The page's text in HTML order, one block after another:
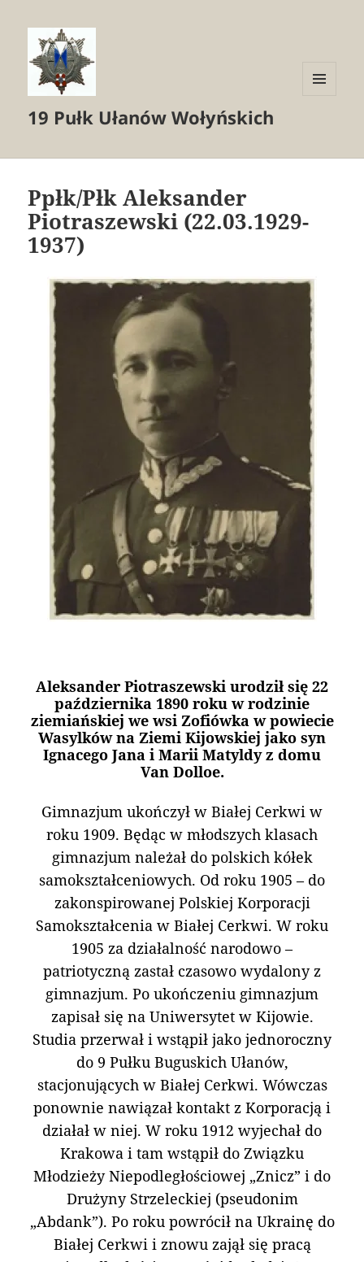
19 Pułk Ułanów Wołyńskich
Ppłk/Płk Aleksander
Piotraszewski (22.03.1929-
1937)
Aleksander Piotraszewski urodził się 22
października 1890 roku w rodzinie
ziemiańskiej we wsi Zofiówka w powiecie
Wasylków na Ziemi Kijowskiej jako syn
Ignacego Jana i Marii Matyldy z domu
Van Dolloe.
Gimnazjum ukończył w Białej Cerkwi w
roku 1909. Będąc w młodszych klasach
gimnazjum należał do polskich kółek
samokształceniowych. Od roku 1905 – do
zakonspirowanej Polskiej Korporacji
Samokształcenia w Białej Cerkwi. W roku
1905 za działalność narodowo –
patriotyczną zastał czasowo wydalony z
gimnazjum. Po ukończeniu gimnazjum
zapisał się na Uniwersytet w Kijowie.
Studia przerwał i wstąpił jako jednoroczny
do 9 Pułku Buguskich Ułanów,
stacjonujących w Białej Cerkwi. Wówczas
ponownie nawiązał kontakt z Korporacją i
działał w niej. W roku 1912 wyjechał do
Krakowa i tam wstąpił do Związku
Młodzieży Niepodległościowej „Znicz” i do
Drużyny Strzeleckiej (pseudonim
„Abdank”). Po roku powrócił na Ukrainę do
Białej Cerkwi i znowu zajął się pracą